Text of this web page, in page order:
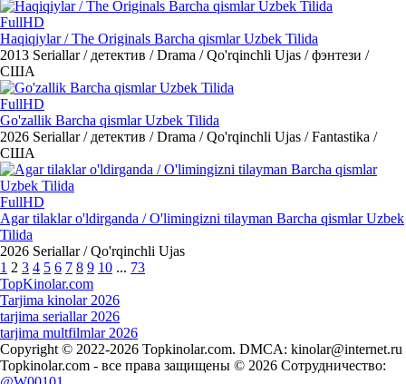
FullHD
Haqiqiylar / The Originals Barcha qismlar Uzbek Tilida
2013 Seriallar / детектив / Drama / Qo'rqinchli Ujas / фэнтези /
США
FullHD
Go'zallik Barcha qismlar Uzbek Tilida
2026 Seriallar / детектив / Drama / Qo'rqinchli Ujas / Fantastika /
США
FullHD
Agar tilaklar o'ldirganda / O'limingizni tilayman Barcha qismlar Uzbek
Tilida
2026 Seriallar / Qo'rqinchli Ujas
1 2 3 4 5 6 7 8 9 10 ... 73
TopKinolar.com
Tarjima kinolar 2026
tarjima seriallar 2026
tarjima multfilmlar 2026
Copyright © 2022-2026 Topkinolar.com. DMCA: kinolar@internet.ru
Topkinolar.com - все права защищены © 2026 Сотрудничество: